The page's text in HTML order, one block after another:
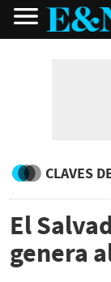
CLAVES
El
genera